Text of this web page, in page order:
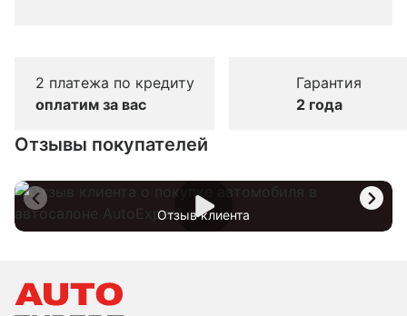
2 платежа по кредиту
оплатим за вас
Гарантия
2 года
Отзывы покупателей
Отзыв клиента